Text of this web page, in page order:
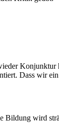
Konjunktur
Dass wir
Bildung wird